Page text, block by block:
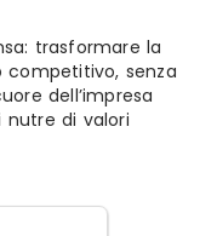
trasformare la
competitivo, senza
dell’impresa
di valori